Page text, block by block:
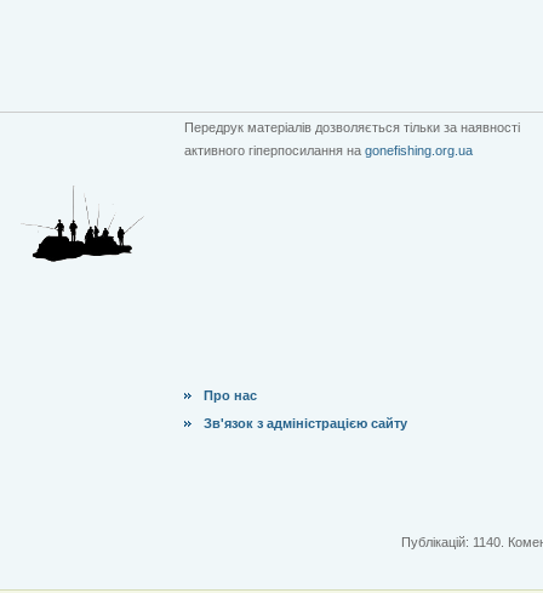
Передрук матеріалів дозволяється тільки за наявності
активного гіперпосилання на gonefishing.org.ua
Про нас
Зв'язок з адміністрацією сайту
Публікацій: 1140.